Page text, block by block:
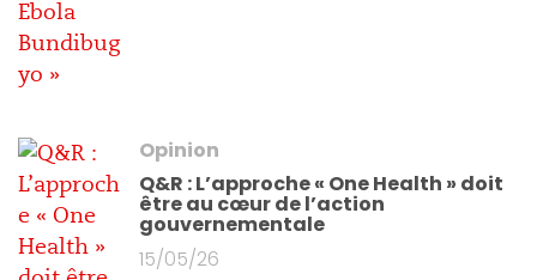
Opinion
Q&R : L’approche « One Health » doit
être au cœur de l’action
gouvernementale
15/05/26